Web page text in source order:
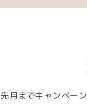
先月までキャンペー